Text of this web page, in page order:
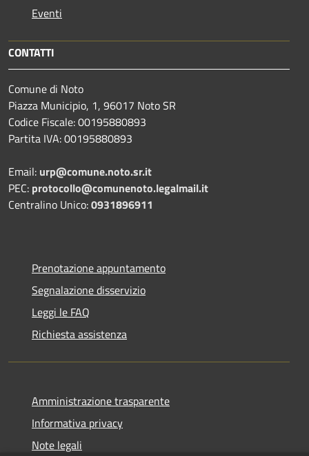
Eventi
CONTATTI
Comune di Noto
Piazza Municipio, 1, 96017 Noto SR
Codice Fiscale: 00195880893
Partita IVA: 00195880893
Email: urp@comune.noto.sr.it
PEC: protocollo@comunenoto.legalmail.it
Centralino Unico:0931896911
Prenotazione appuntamento
Segnalazione disservizio
Leggi le FAQ
Richiesta assistenza
Amministrazione trasparente
Informativa privacy
Note legali